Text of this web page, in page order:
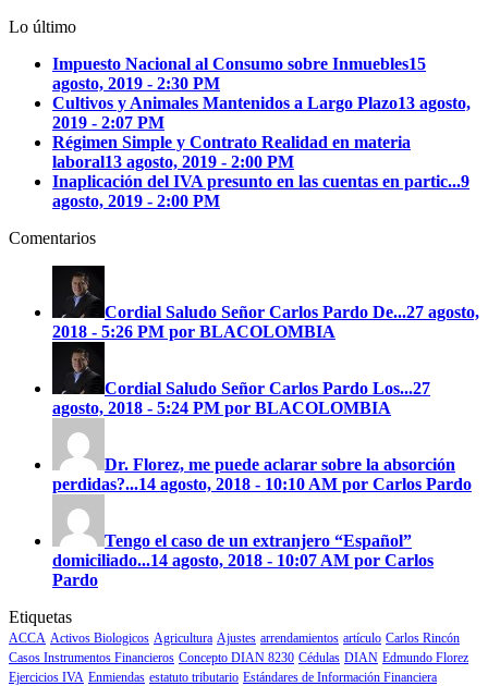
Lo último
Impuesto Nacional al Consumo sobre Inmuebles15
agosto, 2019 - 2:30 PM
Cultivos y Animales Mantenidos a Largo Plazo13 agosto,
2019 - 2:07 PM
Régimen Simple y Contrato Realidad en materia
laboral13 agosto, 2019 - 2:00 PM
Inaplicación del IVA presunto en las cuentas en partic...9
agosto, 2019 - 2:00 PM
Comentarios
Cordial Saludo Señor Carlos Pardo De...27 agosto,
2018 - 5:26 PM por BLACOLOMBIA
Cordial Saludo Señor Carlos Pardo Los...27
agosto, 2018 - 5:24 PM por BLACOLOMBIA
Dr. Florez, me puede aclarar sobre la absorción
perdidas?...14 agosto, 2018 - 10:10 AM por Carlos Pardo
Tengo el caso de un extranjero “Español”
domiciliado...14 agosto, 2018 - 10:07 AM por Carlos
Pardo
Etiquetas
ACCA Activos Biologicos Agricultura Ajustes arrendamientos artículo Carlos Rincón
Casos Instrumentos Financieros Concepto DIAN 8230 Cédulas DIAN Edmundo Florez
Ejercicios IVA Enmiendas estatuto tributario Estándares de Información Financiera